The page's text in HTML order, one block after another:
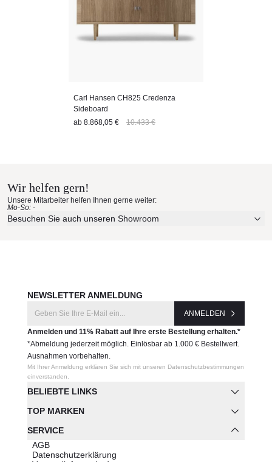
Carl Hansen CH825 Credenza
Sideboard
ab 8.868,05 € 10.433 €
Wir helfen gern!
Unsere Mitarbeiter helfen Ihnen gerne weiter:
Mo-So: -
Besuchen Sie auch unseren Showroom
BELIEBTE LINKS
TOP MARKEN
SERVICE
AGB
Datenschutzerklärung
NEWSLETTER ANMELDUNG
ANMELDEN
Anmelden und 11% Rabatt auf Ihre erste Bestellung erhalten.*
*Abmeldung jederzeit möglich. Einlösbar ab 1.000 € Bestellwert.
Ausnahmen vorbehalten.
Mit Ihrer Anmeldung erklären Sie sich mit unseren Datenschutzbestimmungen
einverstanden.